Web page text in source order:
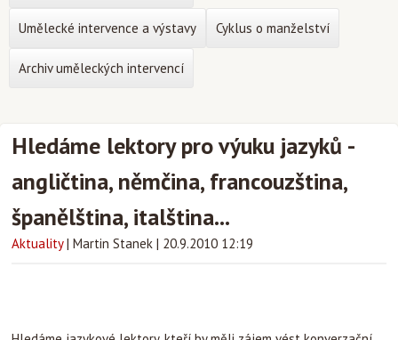
Hledáme lektory pro výuku jazyků -
angličtina, němčina, francouzština,
španělština, italština...
Aktuality | Martin Stanek | 20.9.2010 12:19
Umělecké intervence a výstavy Cyklus o manželství
Archiv uměleckých intervencí